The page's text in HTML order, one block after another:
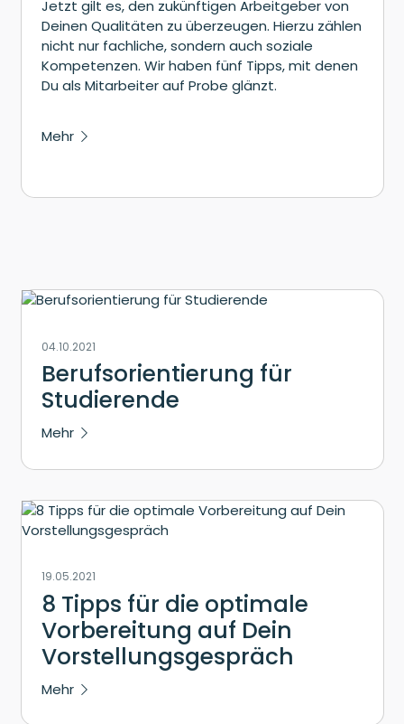
Jetzt gilt es, den zukünftigen Arbeitgeber von
Deinen Qualitäten zu überzeugen. Hierzu zählen
nicht nur fachliche, sondern auch soziale
Kompetenzen. Wir haben fünf Tipps, mit denen
Du als Mitarbeiter auf Probe glänzt.
Mehr
04.10.2021
Berufsorientierung für
Studierende
Mehr
19.05.2021
8 Tipps für die optimale
Vorbereitung auf Dein
Vorstellungsgespräch
Mehr